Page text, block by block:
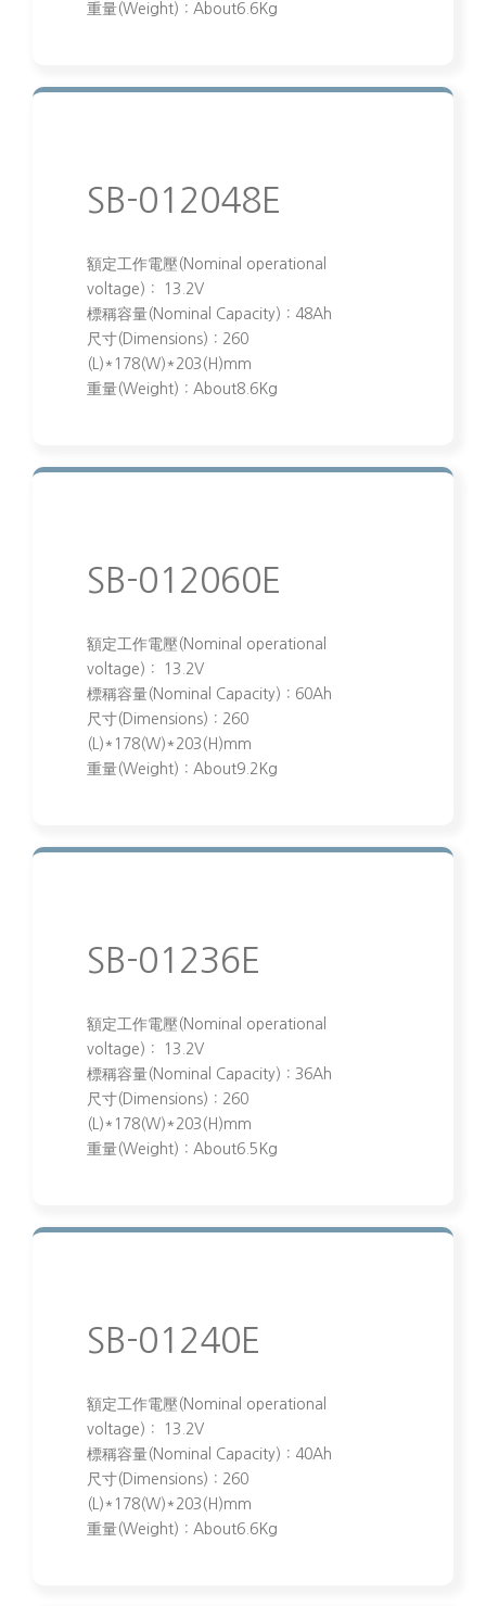
重量(Weight)：About6.6Kg
SB-012048E
額定工作電壓(Nominal operational
voltage)： 13.2V
標稱容量(Nominal Capacity)：48Ah
尺寸(Dimensions)：260
(L)*178(W)*203(H)mm
重量(Weight)：About8.6Kg
SB-012060E
額定工作電壓(Nominal operational
voltage)： 13.2V
標稱容量(Nominal Capacity)：60Ah
尺寸(Dimensions)：260
(L)*178(W)*203(H)mm
重量(Weight)：About9.2Kg
SB-01236E
額定工作電壓(Nominal operational
voltage)： 13.2V
標稱容量(Nominal Capacity)：36Ah
尺寸(Dimensions)：260
(L)*178(W)*203(H)mm
重量(Weight)：About6.5Kg
SB-01240E
額定工作電壓(Nominal operational
voltage)： 13.2V
標稱容量(Nominal Capacity)：40Ah
尺寸(Dimensions)：260
(L)*178(W)*203(H)mm
重量(Weight)：About6.6Kg